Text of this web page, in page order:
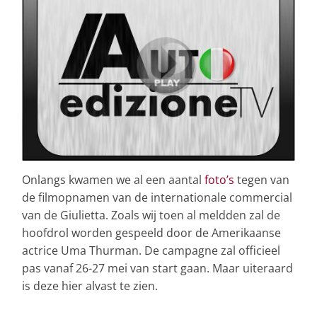
Onlangs kwamen we al een aantal foto’s tegen van
de filmopnamen van de internationale commercial
van de Giulietta. Zoals wij toen al meldden zal de
hoofdrol worden gespeeld door de Amerikaanse
actrice Uma Thurman. De campagne zal officieel
pas vanaf 26-27 mei van start gaan. Maar uiteraard
is deze hier alvast te zien.